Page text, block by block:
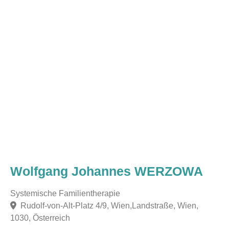
Wolfgang Johannes WERZOWA
Systemische Familientherapie
Rudolf-von-Alt-Platz 4/9, Wien,Landstraße, Wien,
1030, Österreich